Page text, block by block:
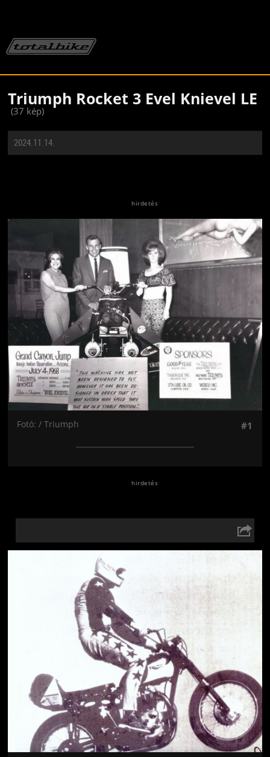
Triumph Rocket 3 Evel Knievel LE
(37 kép)
2024.11.14.
Jön még kép!
Fotó: / Triumph #1
Jön még kép!